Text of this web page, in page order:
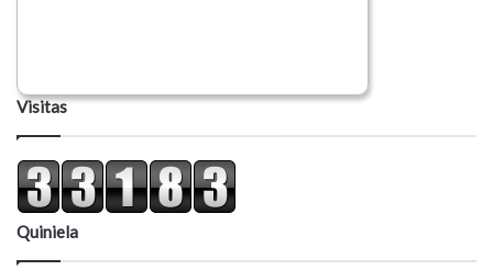
Visitas
Quiniela